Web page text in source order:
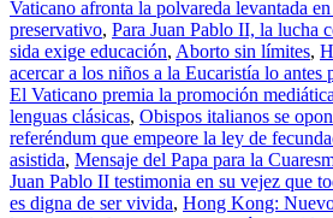
Vaticano afronta la polvareda levantada
preservativo, Para Juan Pablo II, la lucha
sida exige educación, Aborto sin límites,
acercar a los niños a la Eucaristía lo antes
El Vaticano premia la promoción
lenguas clásicas, Obispos italianos se
referéndum que empeore la ley de
asistida, Mensaje del Papa para la
Juan Pablo II testimonia en su vejez que
es digna de ser vivida, Hong Kong: